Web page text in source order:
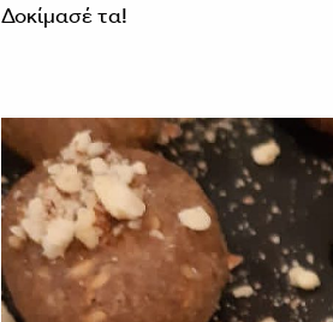
Δοκίμασέ τα!